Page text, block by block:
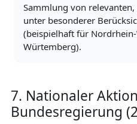
Sammlung von relevanten,
unter besonderer
(beispielhaft für
Würtemberg).
7. Nationaler
Bundesregierung